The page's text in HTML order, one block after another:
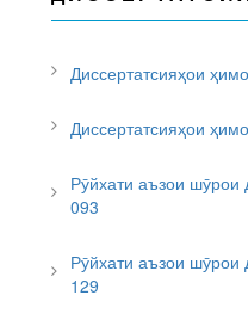
Диссертатсияҳои
Диссертатсияҳои
Рӯйхати аъзои шӯрои
093
Рӯйхати аъзои шӯрои
129